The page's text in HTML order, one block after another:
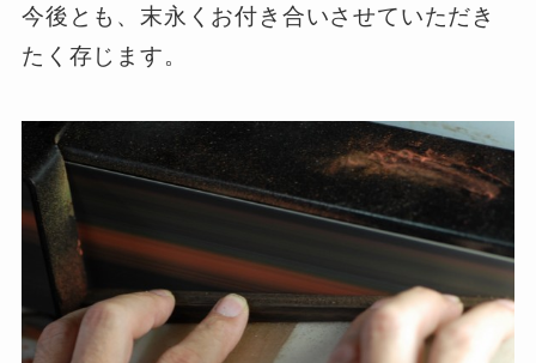
今後とも、末永くお付き合いさせていただき
たく存じます。